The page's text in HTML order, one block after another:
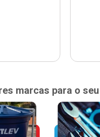
marcas para o